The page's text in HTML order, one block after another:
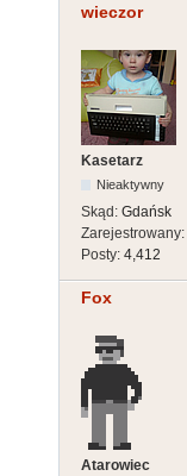
wieczor
Kasetarz
Nieaktywny
Skąd: Gdańsk
Zarejestrowany:
Posty: 4,412
Fox
Atarowiec